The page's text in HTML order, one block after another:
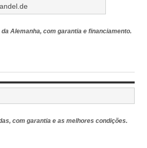
Alemanha, com garantia e financiamento.
com garantia e as melhores condições.